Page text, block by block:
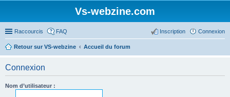
Vs-webzine.com
Raccourcis FAQ Connexion
Inscription
Retour sur VS-webzine Accueil du forum
Connexion
Nom d’utilisateur :